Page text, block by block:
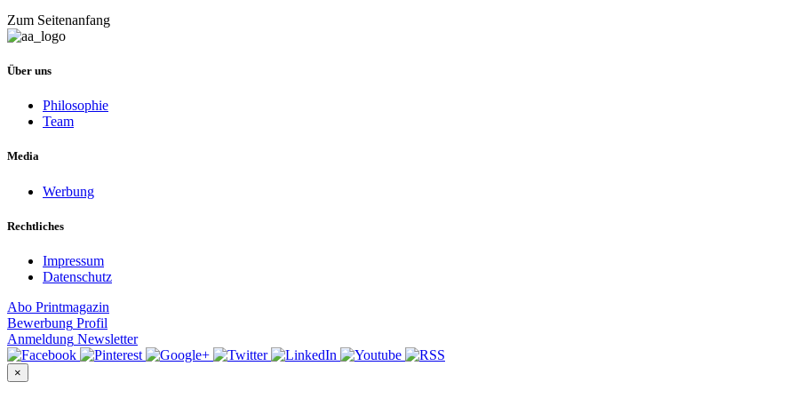
Zum Seitenanfang
Über uns
Philosophie
Team
Media
Werbung
Rechtliches
Impressum
Datenschutz
Abo Printmagazin
Bewerbung Profil
Anmeldung Newsletter
×